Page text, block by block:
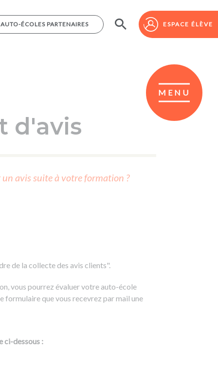
AUTO-ÉCOLES PARTENAIRES ESPACE ÉLÈVE
MENU
AUTO-ÉCOLES PARTENAIRES ESPACE ÉLÈVE
d'avis
avis suite à votre formation ?
de la collecte des avis clients".
vous pourrez évaluer votre auto-école
formulaire que vous recevrez par mail une
ci-dessous :